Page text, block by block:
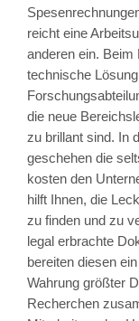
reicht eine
anderen ein. Beim
technische
die neue
zu brillant sind. In
geschehen die
kosten den
hilft Ihnen, die
zu finden und zu
legal erbrachte
bereiten diesen
Wahrung größter
Recherchen